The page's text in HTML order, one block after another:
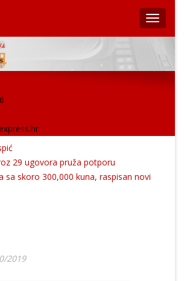
29 ugovora pruža potporu
sa skoro 300,000 kuna, raspisan novi
2019